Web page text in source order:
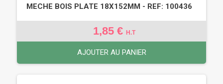
MECHE BOIS PLATE 18X152MM - REF: 100436
1,85 € H.T
AJOUTER AU PANIER